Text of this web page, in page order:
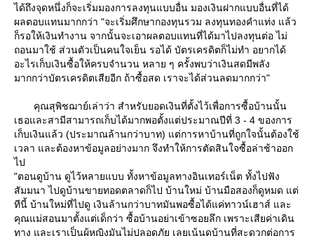
ได้ถึงจุดหนึ่งก็จะเริ่มมองการลงทุนแบบอื่น มองเงินฝากแบบอื่นที่ได้
ผลตอบแทนมากกว่า "จะเริ่มศึกษากองทุนรวม ลงทุนทองคำแท่ง แล้ว
ก็รอให้เงินทำงาน จากนั้นจะเอาผลตอบแทนที่ได้มาไปลงทุนต่อ ไม่
ถอนมาใช้ ส่วนตัวเป็นคนใจเย็น รอได้ บัตรเครดิตก็ไม่ทำ อยากได้
อะไรเก็บเงินซื้อให้ครบจำนวน หลาย ๆ ครั้งพบว่าเงินสดมีพลัง
มากกว่าบัตรเครดิตเสียอีก ถ้าซื้อสด เราจะได้ส่วนลดมากกว่า"
คุณสุพิชฌาย์เล่าว่า สำหรับยอดเงินที่ตั้งไว้เพื่อการซื้อบ้านนั้น
เธอและสามีสามารถเก็บได้มากพอตั้งแต่ประมาณปีที่ 3 - 4 ของการ
เก็บเงินแล้ว (ประมาณล้านกว่าบาท) แต่การหาบ้านที่ถูกใจนั้นต้องใช้
เวลา และต้องหาข้อมูลอย่างมาก จึงทำให้การตัดสินใจซื้อล่าช้าออก
ไป
"ตอนดูบ้าน ดูไว้หลายแบบ ทั้งหาข้อมูลทางอินเทอร์เน็ต ทั้งไปฟัง
สัมมนา ไปดูบ้านขายทอดตลาดก็ไป บ้านใหม่ บ้านมือสองก็ดูหมด แต่
ทีนี้ บ้านใหม่ที่ไปดู เงินล้านกว่าบาทมันพอซื้อได้แค่ทาวน์เฮาส์ และ
คุณแม่สอนมาตั้งแต่เด็กว่า ซื้อบ้านอย่าเข้าซอยลึก เพราะเสียค่าเดิน
ทาง และเราเป็นผู้หญิงมันไม่ปลอดภัย เลยเน้นดูบ้านที่สะดวกต่อการ